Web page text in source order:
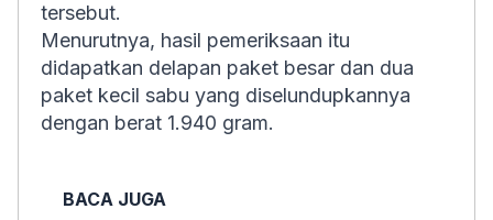
tersebut.
Menurutnya, hasil pemeriksaan itu
didapatkan delapan paket besar dan dua
paket kecil sabu yang diselundupkannya
dengan berat 1.940 gram.
BACA JUGA